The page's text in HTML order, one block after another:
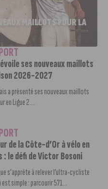
MAILLOTS POUR LA
ses nouveaux maillots
2026-2027
a présenté ses nouveaux maillots
en Ligue 2....
de la Côte-d’Or à vélo en
le défi de Victor Bosoni
s’apprête à relever l’ultra-cycliste
simple : parcourir 571...